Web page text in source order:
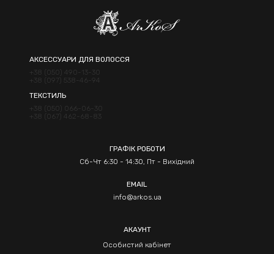
АКСЕССУАРИ ДЛЯ ВОЛОССЯ
+38 (050) 490-13-30
+38 (097) 538-46-94
ТЕКСТИЛЬ
+38 (050) 066-06-30
+38 (067) 462-68-83
ГРАФІК РОБОТИ
Сб-Чт 6:30 - 14:30, Пт - Вихідний
EMAIL
info@arkos.ua
АКАУНТ
Особистий кабінет